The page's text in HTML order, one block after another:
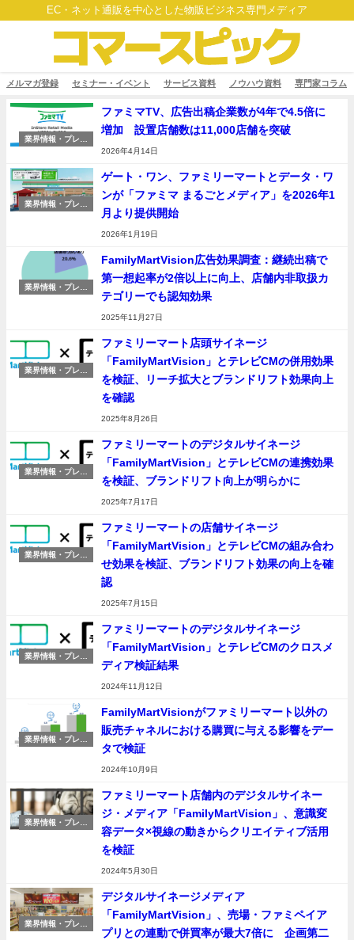
EC・ネット通販を中心とした物販ビジネス専門メディア
メルマガ登録 セミナー・イベント サービス資料 ノウハウ資料 専門家コラム
業界情報・プレス
ファミマTV、広告出稿企業数が4年で4.5倍に
増加 設置店舗数は11,000店舗を突破
2026年4月14日
業界情報・プレス
ゲート・ワン、ファミリーマートとデータ・ワ
ンが「ファミマ まるごとメディア」を2026年1
月より提供開始
2026年1月19日
業界情報・プレス
FamilyMartVision広告効果調査：継続出稿で
第一想起率が2倍以上に向上、店舗内非取扱カ
テゴリーでも認知効果
2025年11月27日
業界情報・プレス
ファミリーマート店頭サイネージ
「FamilyMartVision」とテレビCMの併用効果
を検証、リーチ拡大とブランドリフト効果向上
を確認
2025年8月26日
業界情報・プレス
ファミリーマートのデジタルサイネージ
「FamilyMartVision」とテレビCMの連携効果
を検証、ブランドリフト向上が明らかに
2025年7月17日
業界情報・プレス
ファミリーマートの店舗サイネージ
「FamilyMartVision」とテレビCMの組み合わ
せ効果を検証、ブランドリフト効果の向上を確
認
2025年7月15日
業界情報・プレス
ファミリーマートのデジタルサイネージ
「FamilyMartVision」とテレビCMのクロスメ
ディア検証結果
2024年11月12日
業界情報・プレス
FamilyMartVisionがファミリーマート以外の
販売チャネルにおける購買に与える影響をデー
タで検証
2024年10月9日
業界情報・プレス
ファミリーマート店舗内のデジタルサイネー
ジ・メディア「FamilyMartVision」、意識変
容データ×視線の動きからクリエイティブ活用
を検証
2024年5月30日
業界情報・プレス
デジタルサイネージメディア
「FamilyMartVision」、売場・ファミペイア
プリとの連動で併買率が最大7倍に 企画第二